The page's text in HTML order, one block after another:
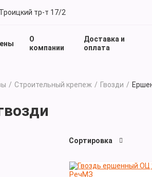
Троицкий тр-т 17/2
О
компании
Доставка и
оплата
Строительный крепеж Гвозди
Сортировка